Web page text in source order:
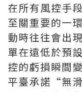
在所有風控手
至關重要的一
動時往往會出
單在遠低於預
控的虧損瞬間
平臺承諾“無